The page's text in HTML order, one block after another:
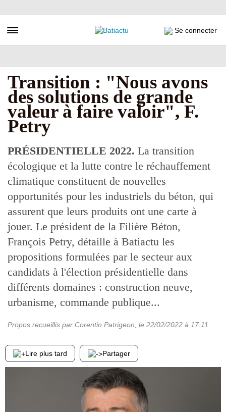
au
principal
Toggle navigation Se connecter
Transition : "Nous avons
des solutions de grande
valeur à faire valoir", F.
Petry
PRÉSIDENTIELLE 2022. La transition
écologique et la lutte contre le réchauffement
climatique constituent de nouvelles
opportunités pour les industriels du béton, qui
assurent que leurs produits ont une carte à
jouer. Le président de la Filière Béton,
François Petry, détaille à Batiactu les
propositions formulées par le secteur aux
candidats à l'élection présidentielle dans
différents domaines : construction neuve,
urbanisme, commande publique...
Propos recueillis par Corentin Patrigeon , le 22/02/2022 à 17:11
Lire plus tard Partager